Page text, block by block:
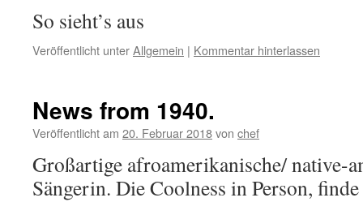
So sieht’s aus
Veröffentlicht unterAllgemein | Kommentar hinterlassen
News from 1940.
Veröffentlicht am 20. Februar 2018von chef
Großartige afroamerikanische/ native-
Sängerin. Die Coolness in Person,